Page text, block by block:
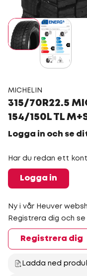
MICHELIN
315/70R22.5
154/150L TL
Logga in och se
Har du redan ett
Logga in
Ny i vår Heuver
Registrera dig och se
Registrera dig
Ladda ned